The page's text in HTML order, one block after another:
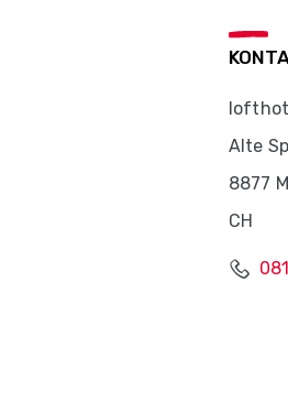
Alte
8877
CH